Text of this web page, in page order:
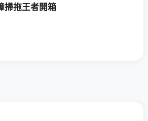
掃拖王者開箱